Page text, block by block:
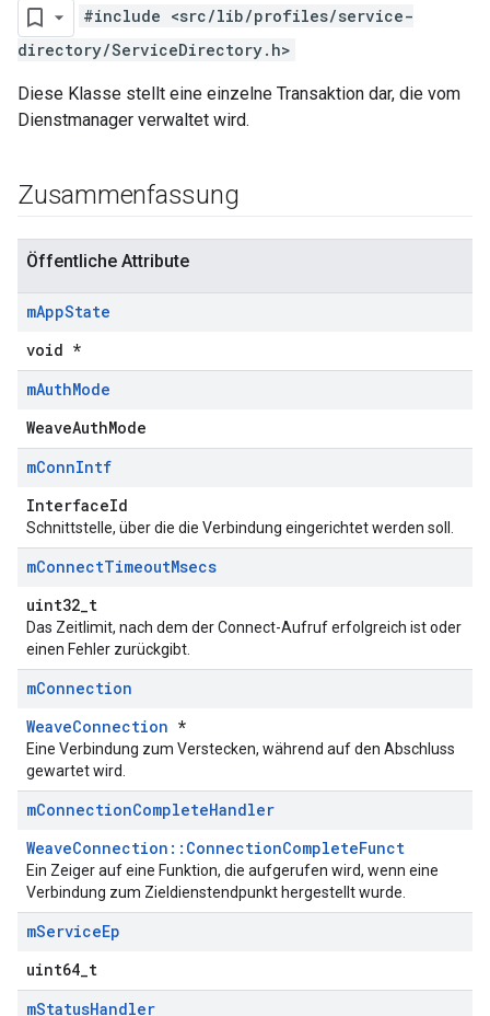
#include <src/lib/profiles/service-
directory/ServiceDirectory.h>
Diese Klasse stellt eine einzelne Transaktion dar, die vom
Dienstmanager verwaltet wird.
Zusammenfassung
Öffentliche Attribute
mAppState
void *
mAuthMode
WeaveAuthMode
mConnIntf
InterfaceId
Schnittstelle, über die die Verbindung eingerichtet werden soll.
mConnectTimeoutMsecs
uint32_t
Das Zeitlimit, nach dem der Connect-Aufruf erfolgreich ist oder
einen Fehler zurückgibt.
mConnection
WeaveConnection *
Eine Verbindung zum Verstecken, während auf den Abschluss
gewartet wird.
mConnectionCompleteHandler
WeaveConnection::ConnectionCompleteFunct
Ein Zeiger auf eine Funktion, die aufgerufen wird, wenn eine
Verbindung zum Zieldienstendpunkt hergestellt wurde.
mServiceEp
uint64_t
mStatusHandler